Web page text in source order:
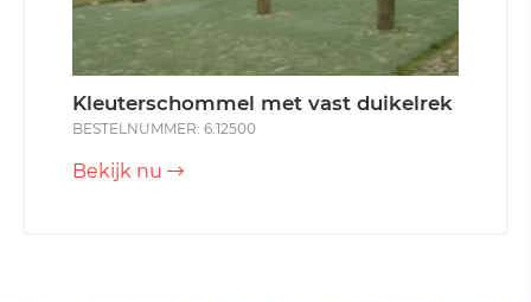
Kleuterschommel met vast duikelrek
BESTELNUMMER: 6.12500
Bekijk nu